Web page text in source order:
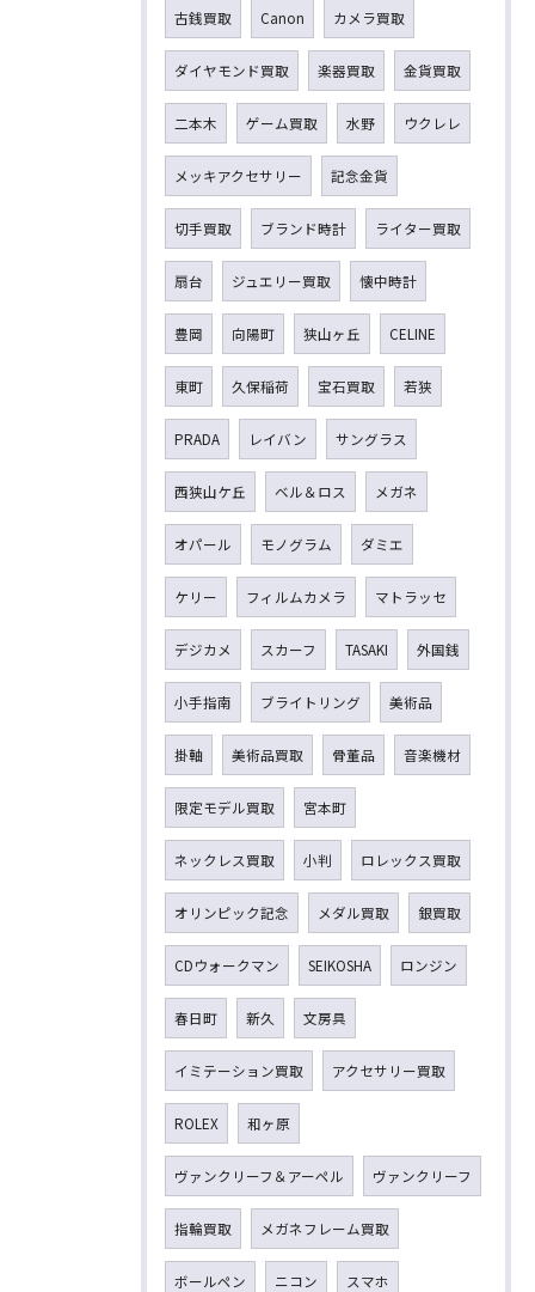
古銭買取 Canon カメラ買取
ダイヤモンド買取 楽器買取 金貨買取
二本木 ゲーム買取 水野 ウクレレ
メッキアクセサリー 記念金貨
切手買取 ブランド時計 ライター買取
扇台 ジュエリー買取 懐中時計
豊岡 向陽町 狭山ヶ丘 CELINE
東町 久保稲荷 宝石買取 若狭
PRADA レイバン サングラス
西狭山ケ丘 ベル＆ロス メガネ
オパール モノグラム ダミエ
ケリー フィルムカメラ マトラッセ
デジカメ スカーフ TASAKI 外国銭
小手指南 ブライトリング 美術品
掛軸 美術品買取 骨董品 音楽機材
限定モデル買取 宮本町
ネックレス買取 小判 ロレックス買取
オリンピック記念 メダル買取 銀買取
CDウォークマン SEIKOSHA ロンジン
春日町 新久 文房具
イミテーション買取 アクセサリー買取
ROLEX 和ヶ原
ヴァンクリーフ＆アーペル ヴァンクリーフ
指輪買取 メガネフレーム買取
ボールペン ニコン スマホ